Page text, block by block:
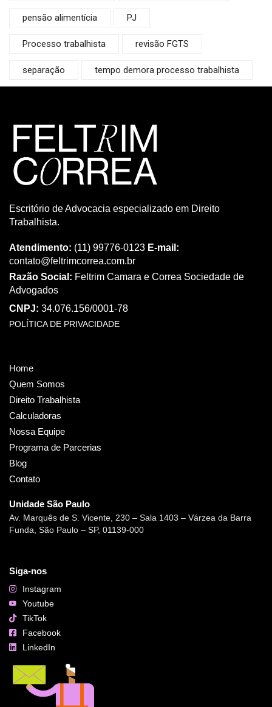
pensão alimentícia PJ
Processo trabalhista revisão FGTS
separação tempo demora processo trabalhista
Escritório de Advocacia especializado em Direito
Trabalhista.
Atendimento: (11) 99776-0123 E-mail:
contato@feltrimcorrea.com.br
Razão Social: Feltrim Camara e Correa Sociedade de
Advogados
CNPJ: 34.076.156/0001-78
POLÍTICA DE PRIVACIDADE
Home
Quem Somos
Direito Trabalhista
Calculadoras
Nossa Equipe
Programa de Parcerias
Blog
Contato
Unidade São Paulo
Av. Marquês de S. Vicente, 230 – Sala 1403 – Várzea da Barra
Funda, São Paulo – SP, 01139-000
Siga-nos
Instagram
Youtube
TikTok
Facebook
LinkedIn